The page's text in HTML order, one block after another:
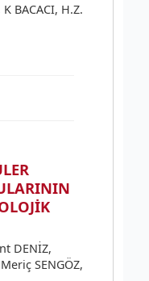
BACACI, H.Z.
DENİZ,
SENGÖZ,